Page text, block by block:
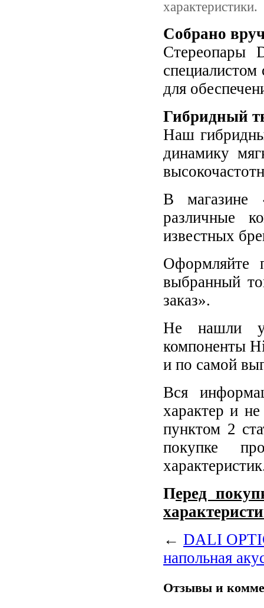
характеристики.
Собрано
Стереопары
специалистом
для
Гибридный
Наш
динамику
В магазине
различные
известных
Оформляйте
выбранный
заказ».
Не нашли у
компоненты
и по самой
Вся
характер и
пунктом 2
покупке
Перед
← DALI
напольная
Отзывы и